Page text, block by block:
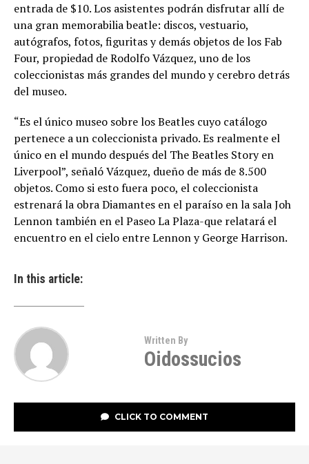
entrada de $10. Los asistentes podrán disfrutar allí de
una gran memorabilia beatle: discos, vestuario,
autógrafos, fotos, figuritas y demás objetos de los Fab
Four, propiedad de Rodolfo Vázquez, uno de los
coleccionistas más grandes del mundo y cerebro detrás
del museo.
“Es el único museo sobre los Beatles cuyo catálogo
pertenece a un coleccionista privado. Es realmente el
único en el mundo después del The Beatles Story en
Liverpool”, señaló Vázquez, dueño de más de 8.500
objetos. Como si esto fuera poco, el coleccionista
estrenará la obra Diamantes en el paraíso en la sala Joh
Lennon también en el Paseo La Plaza-que relatará el
encuentro en el cielo entre Lennon y George Harrison.
In this article:
Written By
Oidossucios
CLICK TO COMMENT